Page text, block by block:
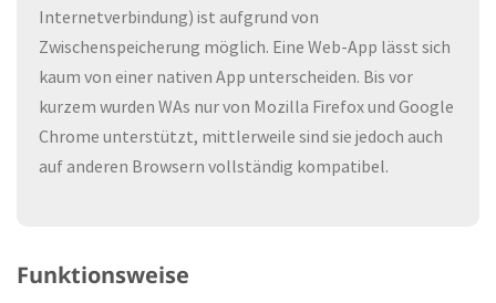
Internetverbindung) ist aufgrund von
Zwischenspeicherung möglich. Eine Web-App lässt sich
kaum von einer nativen App unterscheiden. Bis vor
kurzem wurden WAs nur von Mozilla Firefox und Google
Chrome unterstützt, mittlerweile sind sie jedoch auch
auf anderen Browsern vollständig kompatibel.
Funktionsweise